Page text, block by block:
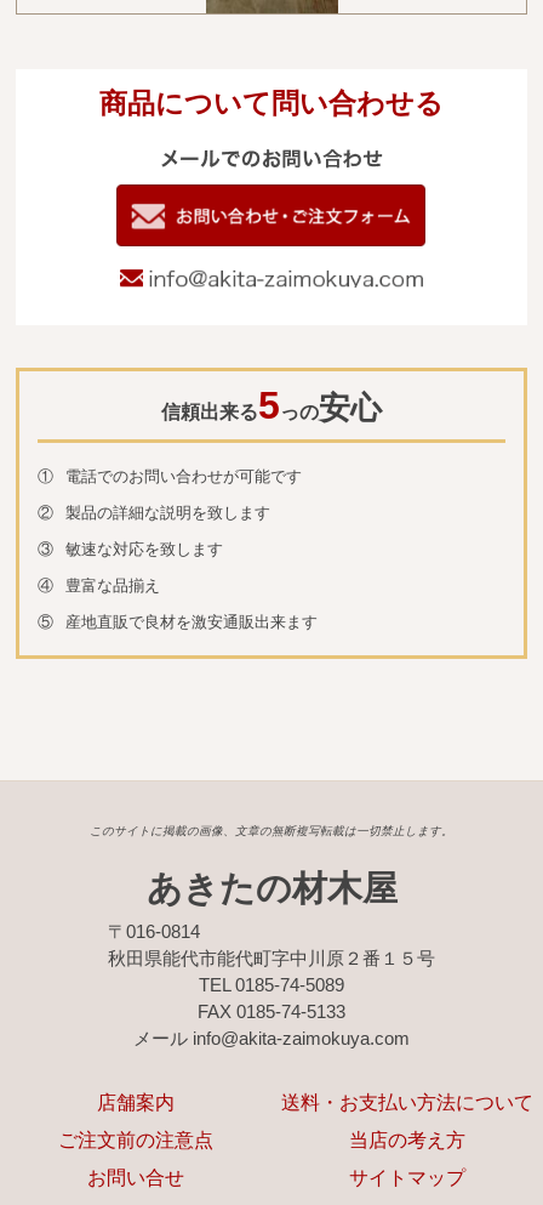
商品について問い合わせる
info@akita-
信頼出来る5っの安心
①
電話でのお問い合わせが可能です
②
製品の詳細な説明を致します
③
敏速な対応を致します
④
豊富な品揃え
⑤
産地直販で良材を激安通販出来ます
このサイトに掲載の画像、文章の無断複写転載は一切禁止します。
あきたの材木屋
〒016-0814
秋田県能代市能代町字中川原２番１５号
TEL 0185-74-5089
FAX 0185-74-5133
メール info@akita-zaimokuya.com
店舗案内
送料・お支払い方法について
ご注文前の注意点
当店の考え方
お問い合せ
サイトマップ